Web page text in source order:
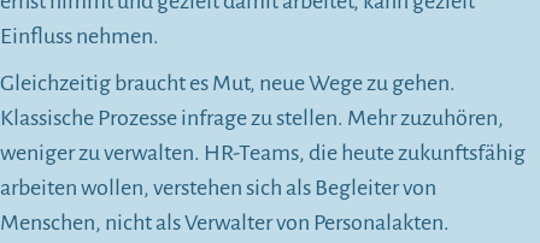
Einfluss nehmen.
Gleichzeitig braucht es Mut, neue Wege zu gehen.
Klassische Prozesse infrage zu stellen. Mehr zuzuhören,
weniger zu verwalten. HR-Teams, die heute zukunftsfähig
arbeiten wollen, verstehen sich als Begleiter von
Menschen, nicht als Verwalter von Personalakten.